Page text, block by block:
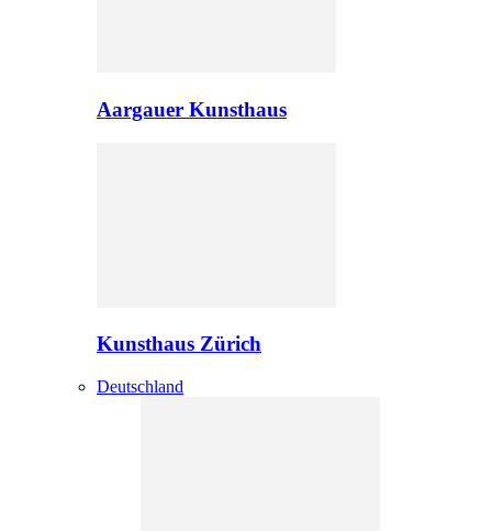
Aargauer Kunsthaus
Kunsthaus Zürich
Deutschland